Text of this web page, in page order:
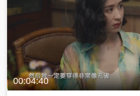
00:04:40